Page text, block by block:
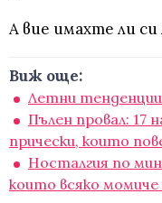
А вие имахте ли
Виж още:
Летни
Пълен провал: 17
прически, които
Носталгия по
които всяко